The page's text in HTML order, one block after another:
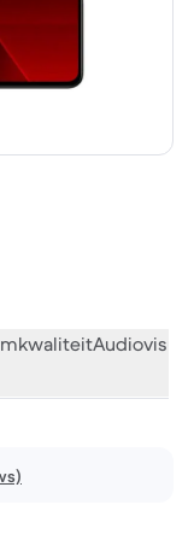
900,00 nieuw
Audiovisueel